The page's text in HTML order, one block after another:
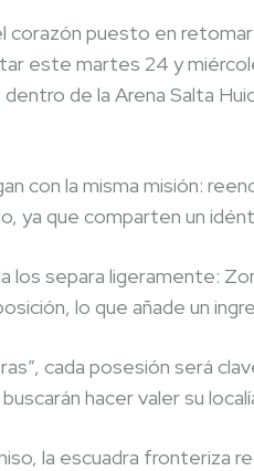
corazón puesto en
este martes 24 y
de la Arena Salta
con la misma misión:
ya que comparten un
los separa ligeramente:
lo que añade un
cada posesión será
hacer valer su
la escuadra fronteriza